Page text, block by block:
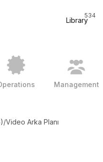
Library
534
Management
/Video Arka Planı